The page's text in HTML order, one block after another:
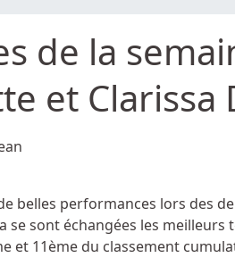
de la
et Clarissa
belles performances lors des
se sont échangées les meilleurs
et 11ème du classement